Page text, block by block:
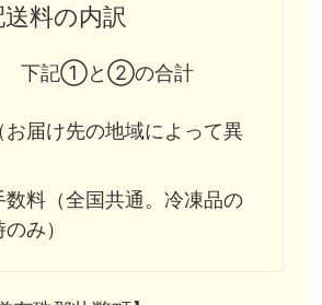
料の内訳
下記①と②の合計
お届け先の地域によって異
数料（全国共通。冷凍品の
み）